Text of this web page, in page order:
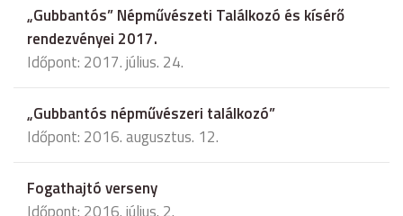
„Gubbantós” Népművészeti Találkozó és kísérő
rendezvényei 2017.
Időpont: 2017. július. 24.
„Gubbantós népművészeri találkozó”
Időpont: 2016. augusztus. 12.
Fogathajtó verseny